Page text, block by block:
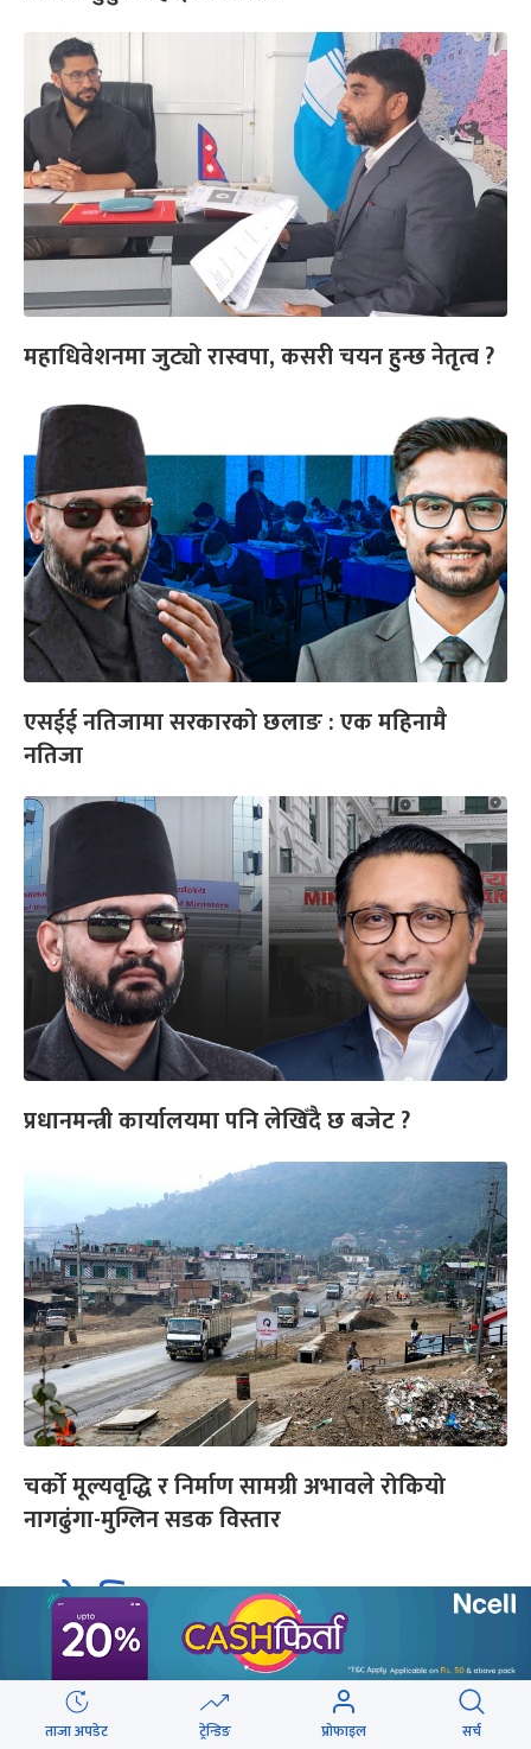
महाधिवेशनमा जुट्यो रास्वपा, कसरी चयन हुन्छ नेतृत्व ?
एसईई नतिजामा सरकारको छलाङ : एक महिनामै
नतिजा
प्रधानमन्त्री कार्यालयमा पनि लेखिँदै छ बजेट ?
चर्को मूल्यवृद्धि र निर्माण सामग्री अभावले रोकियो
नागढुंगा-मुग्लिन सडक विस्तार
यो पनि
ताजा अपडेट ट्रेन्डिङ प्रोफाइल सर्च